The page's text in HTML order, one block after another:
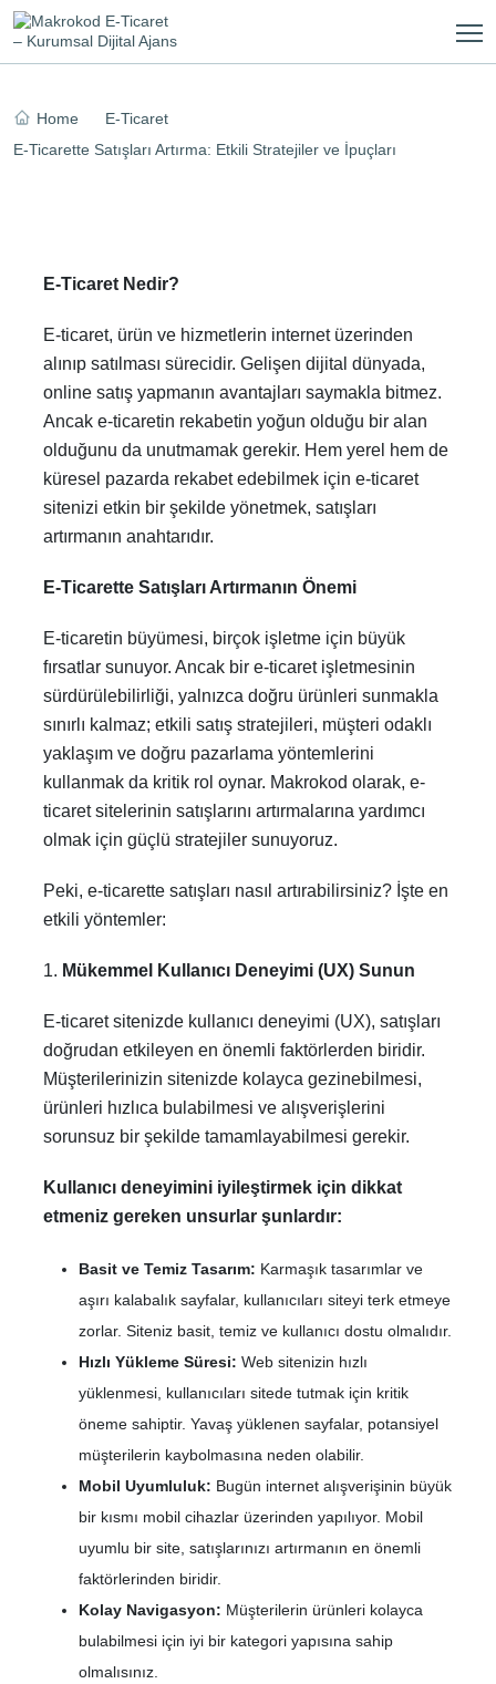
Skip
content
Home
E-Ticaret
E-Ticarette Satışları Artırma: Etkili Stratejiler ve İpuçları
E-Ticaret Nedir?
E-ticaret, ürün ve hizmetlerin internet üzerinden
alınıp satılması sürecidir. Gelişen dijital dünyada,
online satış yapmanın avantajları saymakla bitmez.
Ancak e-ticaretin rekabetin yoğun olduğu bir alan
olduğunu da unutmamak gerekir. Hem yerel hem de
küresel pazarda rekabet edebilmek için e-ticaret
sitenizi etkin bir şekilde yönetmek, satışları
artırmanın anahtarıdır.
E-Ticarette Satışları Artırmanın Önemi
E-ticaretin büyümesi, birçok işletme için büyük
fırsatlar sunuyor. Ancak bir e-ticaret işletmesinin
sürdürülebilirliği, yalnızca doğru ürünleri sunmakla
sınırlı kalmaz; etkili satış stratejileri, müşteri odaklı
yaklaşım ve doğru pazarlama yöntemlerini
kullanmak da kritik rol oynar. Makrokod olarak, e-
ticaret sitelerinin satışlarını artırmalarına yardımcı
olmak için güçlü stratejiler sunuyoruz.
Peki, e-ticarette satışları nasıl artırabilirsiniz? İşte en
etkili yöntemler:
1. Mükemmel Kullanıcı Deneyimi (UX) Sunun
E-ticaret sitenizde kullanıcı deneyimi (UX), satışları
doğrudan etkileyen en önemli faktörlerden biridir.
Müşterilerinizin sitenizde kolayca gezinebilmesi,
ürünleri hızlıca bulabilmesi ve alışverişlerini
sorunsuz bir şekilde tamamlayabilmesi gerekir.
Kullanıcı deneyimini iyileştirmek için dikkat
etmeniz gereken unsurlar şunlardır:
Basit ve Temiz Tasarım: Karmaşık tasarımlar ve
aşırı kalabalık sayfalar, kullanıcıları siteyi terk etmeye
zorlar. Siteniz basit, temiz ve kullanıcı dostu olmalıdır.
Hızlı Yükleme Süresi: Web sitenizin hızlı
yüklenmesi, kullanıcıları sitede tutmak için kritik
öneme sahiptir. Yavaş yüklenen sayfalar, potansiyel
müşterilerin kaybolmasına neden olabilir.
Mobil Uyumluluk: Bugün internet alışverişinin büyük
bir kısmı mobil cihazlar üzerinden yapılıyor. Mobil
uyumlu bir site, satışlarınızı artırmanın en önemli
faktörlerinden biridir.
Kolay Navigasyon: Müşterilerin ürünleri kolayca
bulabilmesi için iyi bir kategori yapısına sahip
olmalısınız.